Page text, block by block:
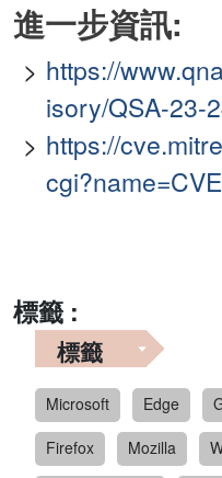
進一步資訊:
https://
isory/QSA-23-
https://
標籤 :
標籤
Microsoft Edge
Firefox
Mozilla